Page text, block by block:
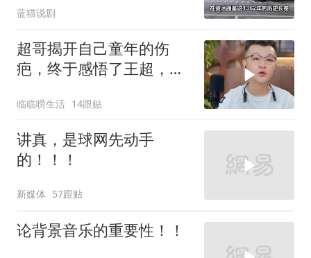
蓝猫说剧
超哥揭开自己童年的伤
疤，终于感悟了王超，他
临临唠生活 14跟贴
讲真，是球网先动手
的！！！
新媒体 57跟贴
论背景音乐的重要性！！